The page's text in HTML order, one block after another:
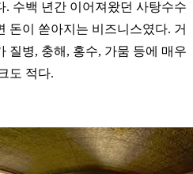
. 수백 년간 이어져왔던 사탕수수
돈이 쏟아지는 비즈니스였다. 거
질병, 충해, 홍수, 가뭄 등에 매우
도 적다.